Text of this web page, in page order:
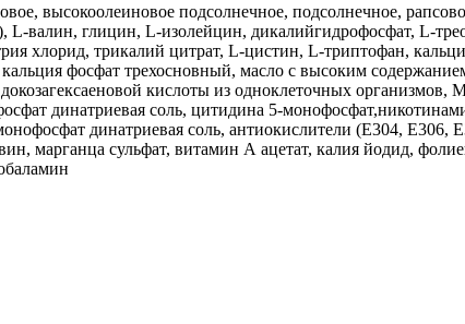
высокоолеиновое подсолнечное, подсолнечное,
L-валин, глицин, L-изолейцин, дикалийгидрофосфат, L-
хлорид, трикалий цитрат, L-цистин, L-триптофан,
фосфат трехосновный, масло с высоким
кислоты из одноклеточных организмов,
динатриевая соль, цитидина 5-
динатриевая соль, антиокислители (Е304, Е306,
марганца сульфат, витамин А ацетат, калия йодид,